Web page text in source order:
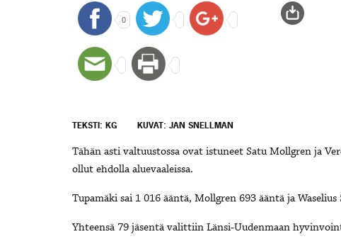
0
TEKSTI: KG KUVAT: JAN SNELLMAN
Tähän asti valtuustossa ovat istuneet Satu Mollgren ja
ollut ehdolla aluevaaleissa.
Tupamäki sai 1 016 ääntä, Mollgren 693 ääntä ja Waselius
Yhteensä 79 jäsentä valittiin Länsi-Uudenmaan